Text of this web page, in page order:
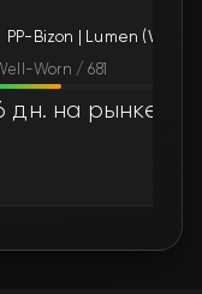
$1.31🛒
$1.31 🛒
Worn / 681
дн. на рынке